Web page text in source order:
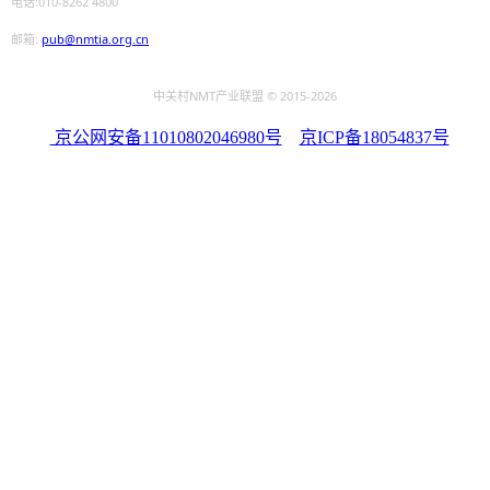
邮箱: pub@nmtia.org.cn
中关村NMT产业联盟 © 2015-2026
京公网安备11010802046980号 京ICP备18054837号